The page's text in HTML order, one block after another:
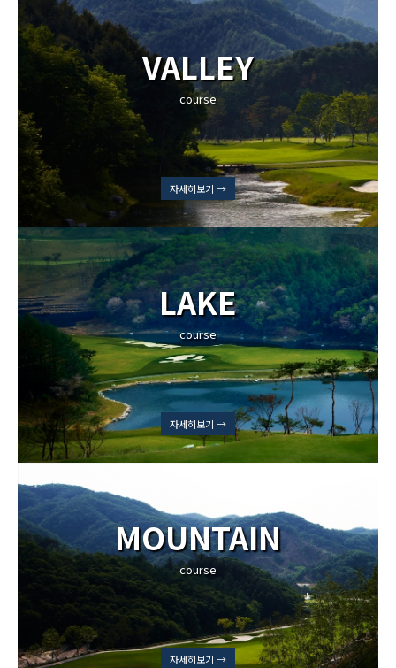
VALLEY
course
자세히보기 →
LAKE
course
자세히보기 →
MOUNTAIN
course
자세히보기 →